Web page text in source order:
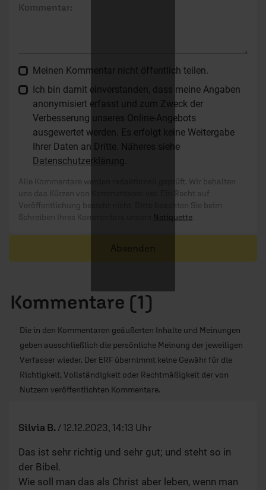
Kommentar:
Meinen Kommentar nicht öffentlich teilen.
Ich bin damit einverstanden, dass meine Angaben
anonymisiert erfasst und zum Zweck der
Verbesserung unseres Online-Angebots
ausgewertet werden. Es erfolgt keine Weitergabe
Ihrer Daten an Dritte. Näheres siehe
Datenschutzerklärung
Alle Kommentare werden redaktionell geprüft. Wir behalten
uns das Kürzen von Kommentaren vor. Ein Recht auf
Veröffentlichung besteht nicht. Bitte beachten Sie beim
Schreiben Ihres Kommentars unsere
Netiquette.
Absenden
Kommentare (1)
Die in den Kommentaren geäußerten Inhalte und Meinungen
geben ausschließlich die persönliche Meinung der jeweiligen
Verfasser wieder. Der ERF übernimmt keine Gewähr für die
Richtigkeit, Vollständigkeit oder Rechtmäßigkeit der von
Nutzern veröffentlichten Kommentare.
Silvia B. / 12.12.2023, 14:13 Uhr
Das ist sehr richtig und sehr gut; und steht so in
der Bibel.
Wie soll man das als Christ aber leben, wenn man